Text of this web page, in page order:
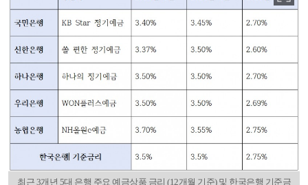
최근 3개년 5대 은행 주요 예금상품 금리 (12개월 기준) 및 한국은행 기준금